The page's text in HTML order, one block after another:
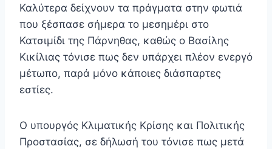
Καλύτερα δείχνουν τα πράγματα στην φωτιά
που ξέσπασε σήμερα το μεσημέρι στο
Κατσιμίδι της Πάρνηθας, καθώς ο Βασίλης
Κικίλιας τόνισε πως δεν υπάρχει πλέον ενεργό
μέτωπο, παρά μόνο κάποιες διάσπαρτες
εστίες.
Ο υπουργός Κλιματικής Κρίσης και Πολιτικής
Προστασίας, σε δήλωσή του τόνισε πως μετά